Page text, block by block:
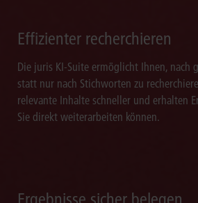
Effizienter recherchieren
Die juris KI-Suite ermöglicht Ihnen, nach
statt nur nach Stichworten zu
relevante Inhalte schneller und erhalten
Sie direkt weiterarbeiten können.